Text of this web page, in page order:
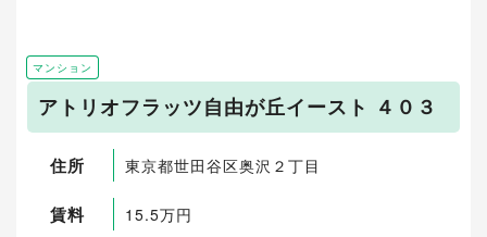
マンション
アトリオフラッツ自由が丘イースト ４０３
住所 東京都世田谷区奥沢２丁目
賃料 15.5万円